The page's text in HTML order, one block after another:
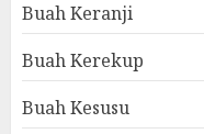
Buah Keranji
Buah Kerekup
Buah Kesusu